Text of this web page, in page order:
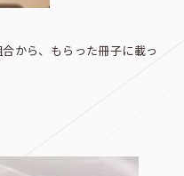
から、もらった冊子に載っ